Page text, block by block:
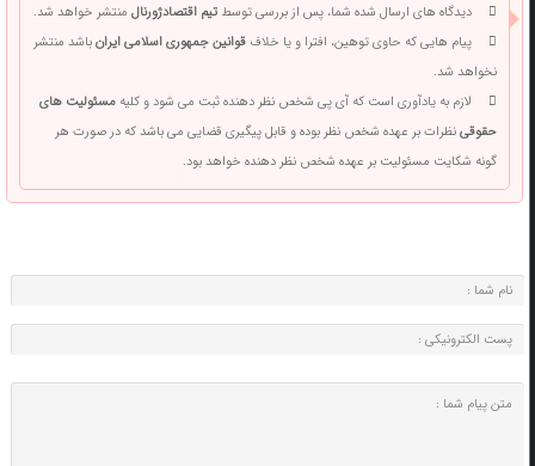
دیدگاه های ارسال شده شما، پس از بررسی توسطتیم اقتصادژورنالمنتشر خواهد شد.
پیام هایی که حاوی توهین، افترا و یا خلافقوانین جمهوری اسلامی ایرانباشد منتشر
نخواهد شد.
لازم به یادآوری است که آی پی شخص نظر دهنده ثبت می شود و کلیهمسئولیت های
حقوقینظرات بر عهده شخص نظر بوده و قابل پیگیری قضایی می باشد که در صورت هر
گونه شکایت مسئولیت بر عهده شخص نظر دهنده خواهد بود.